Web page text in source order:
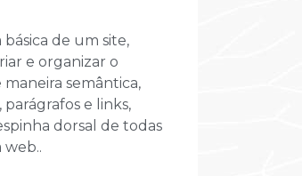
de um site,
e organizar o
semântica,
e links,
dorsal de todas
web..